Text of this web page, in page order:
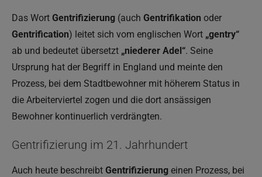
Das Wort Gentrifizierung (auch Gentrifikation oder
Gentrification) leitet sich vom englischen Wort „gentry“
ab und bedeutet übersetzt „niederer Adel“. Seine
Ursprung hat der Begriff in England und meinte den
Prozess, bei dem Stadtbewohner mit höherem Status in
die Arbeiterviertel zogen und die dort ansässigen
Bewohner kontinuerlich verdrängten.
Gentrifizierung im 21. Jahrhundert
Auch heute beschreibt Gentrifizierung einen Prozess, bei